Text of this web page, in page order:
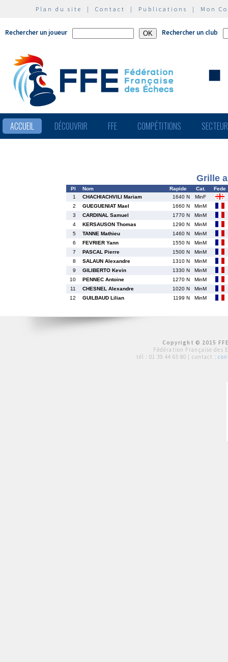
Plan du site | Contact | Publications | Mon
Rechercher un joueur Rechercher un club
ACCUEIL DÉCOUVRIR FFE COMPÉTITIONS
Grille
Pl Nom Rapide Cat.
Fede
1
CHACHIACHVILI Mariam 1640 N
MinF
2
GUEGUENIAT Mael 1660 N
MinM
3
CARDINAL Samuel 1770 N
MinM
4
KERSAUSON Thomas 1290 N
MinM
5
TANNE Mathieu 1460 N
MinM
6
FEVRIER Yann 1550 N
MinM
7
PASCAL Pierre 1500 N
MinM
8
SALAUN Alexandre 1310 N
MinM
9
GILIBERTO Kevin 1330 N
MinM
10
PENNEC Antoine 1270 N
MinM
11
CHESNEL Alexandre 1020 N
MinM
12
GUILBAUD Lilian 1199 N MinM
Copyright © 2015
Fédération Française des
tél : 01 39 44 65 80 | contact :